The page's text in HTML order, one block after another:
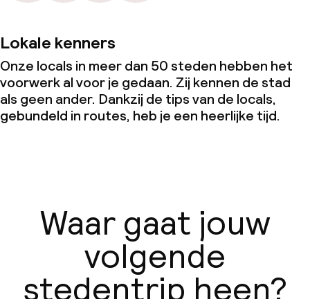
Lokale kenners
Onze locals in meer dan 50 steden hebben het
voorwerk al voor je gedaan. Zij kennen de stad
als geen ander. Dankzij de tips van de locals,
gebundeld in routes, heb je een heerlijke tijd.
Waar gaat jouw
volgende
stedentrip heen?